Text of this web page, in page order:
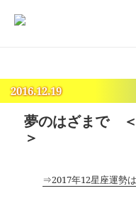
2016.12.19
夢のはざまで
＞
⇒2017年12星座運勢